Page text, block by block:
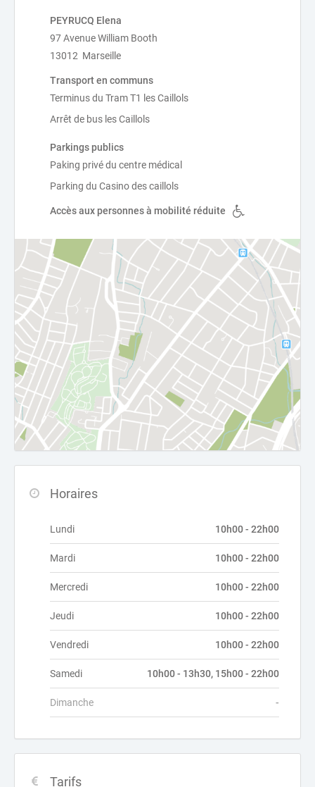
PEYRUCQ Elena
97 Avenue William Booth
13012 Marseille
Transport en communs
Terminus du Tram T1 les Caillols
Arrêt de bus les Caillols
Parkings publics
Paking privé du centre médical
Parking du Casino des caillols
Accès aux personnes à mobilité réduite
Horaires
Lundi 10h00 - 22h00
Mardi 10h00 - 22h00
Mercredi 10h00 - 22h00
Jeudi 10h00 - 22h00
Vendredi 10h00 - 22h00
Samedi 10h00 - 13h30, 15h00 - 22h00
Dimanche -
Tarifs